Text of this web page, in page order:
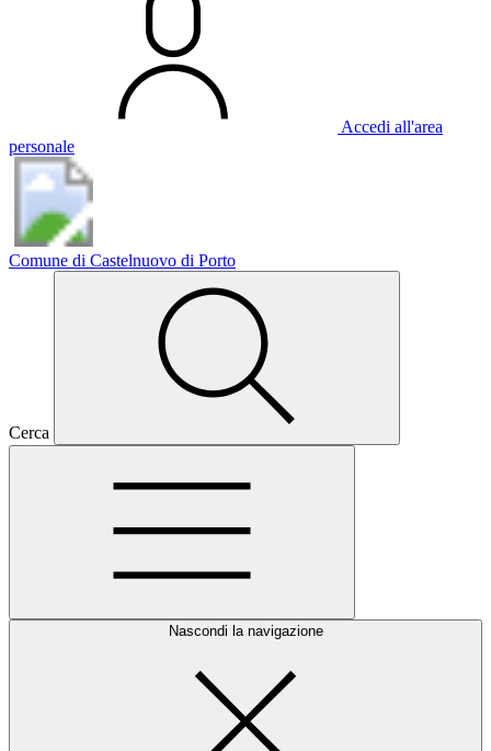
Accedi all'area
personale
Comune di Castelnuovo di Porto
Cerca
Nascondi la navigazione